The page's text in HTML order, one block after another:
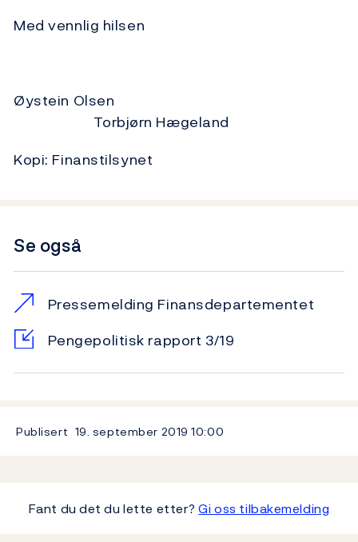
Med vennlig hilsen
Øystein Olsen
Torbjørn Hægeland
Kopi: Finanstilsynet
Se også
Pressemelding Finansdepartementet
Pengepolitisk rapport 3/19
Publisert 19. september 201910:00
Fant du det du lette etter?Gi oss tilbakemelding